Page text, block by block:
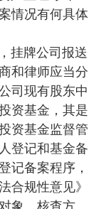
情况有何具体
挂牌公司报送
和律师应当分
司现有股东中
资基金，其是
资基金监督管
登记和基金备
记备案程序，
合规性意见》
象、核查方